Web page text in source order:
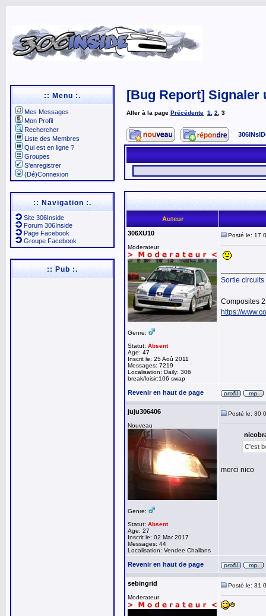
:: Menu :.
Mes Messages
Mon Profil
Rechercher
Liste des Membres
Qui est en ligne ?
Groupes
S'enregistrer
(Dé)Connexion
:: Navigation :.
Site 306Inside
Forum 306Inside
Page Facebook
Groupe Facebook
:: Pub :.
[Bug Report] Signaler
Aller à la page Précédente 1 2 3
Auteur
306XU10
Moderateur
Genre:
Statut: Absent
Age: 47
Inscrit le: 25 Aoû 2011
Messages: 7219
Localisation: Daily: 306
break/loisir:106 swap
Posté le: 17
Sortie circuits
Composites
https://
Revenir en haut de page
juju306406
Nouveau
Genre:
Statut: Absent
Age: 27
Inscrit le: 02 Mar 2017
Messages: 44
Localisation: Vendee Challans
Posté le: 30
C'est
merci nico
Revenir en haut de page
sebingrid
Moderateur
Posté le: 31